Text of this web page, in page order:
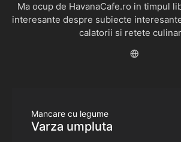
Ma ocup de HavanaCafe.ro in timpul
interesante despre subiecte
calatorii si retete
Mancare cu legume
Varza umpluta